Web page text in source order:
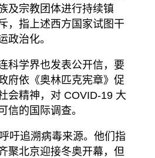
及宗教团体进行持续镇
，指上述西方国家试图干
政治化。
科学界也发表公开信，要
府依《奥林匹克宪章》促
会精神，对 COVID-19 大
信的国际调查。
吁追溯病毒来源。他们指
聚北京迎接冬奥开幕，但